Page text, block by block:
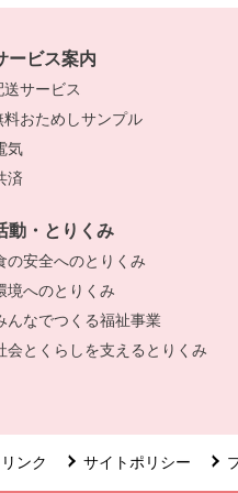
ます。
ービス案内
送サービス
料おためしサンプル
気
済
動・とりくみ
の安全へのとりくみ 別のウィン
境へのとりくみ 別のウィンドウ
んなでつくる福祉事業 別のウィ
会とくらしを支えるとりくみ 別
リンク サイトポリシー